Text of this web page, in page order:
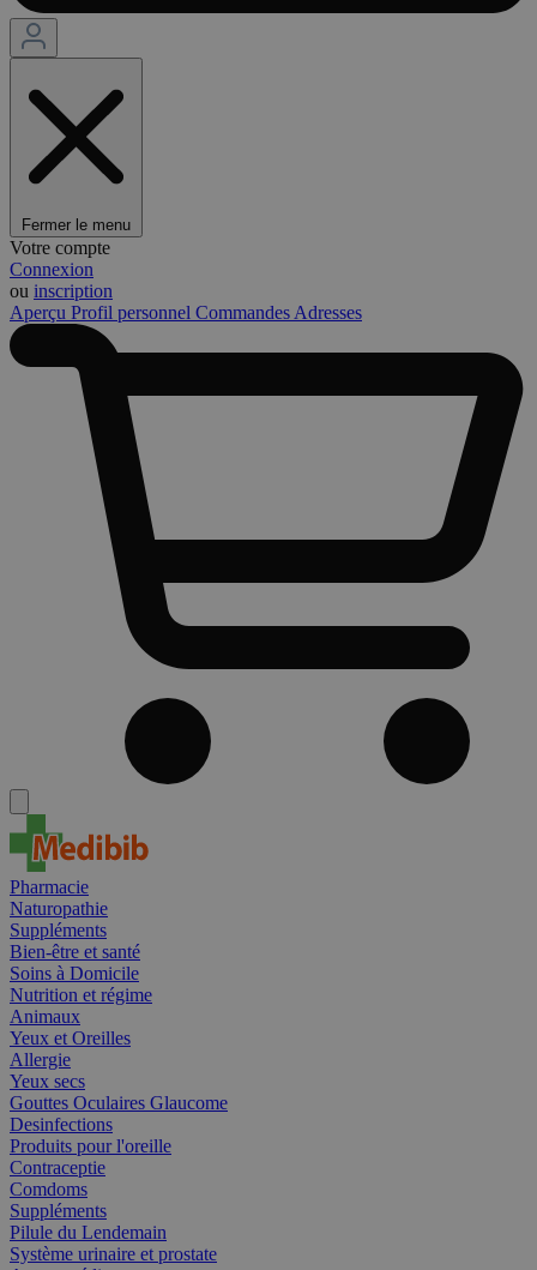
Fermer le menu
Votre compte
Connexion
ou inscription
Aperçu Profil personnel Commandes Adresses
Pharmacie
Naturopathie
Suppléments
Bien-être et santé
Soins à Domicile
Nutrition et régime
Animaux
Yeux et Oreilles
Allergie
Yeux secs
Gouttes Oculaires Glaucome
Desinfections
Produits pour l'oreille
Contraceptie
Comdoms
Suppléments
Pilule du Lendemain
Système urinaire et prostate